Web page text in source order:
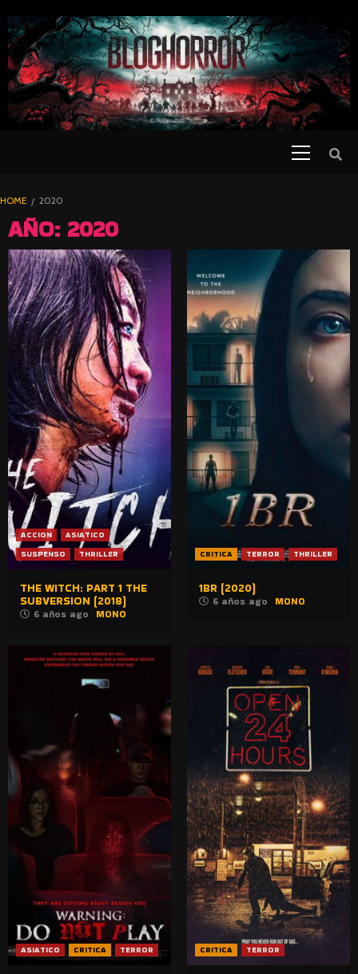
TO
CONTENT
BLOGHORROR
⋆
HOME 2020
AÑO: 2020
ACCION
ASIATICO
SUSPENSO
THRILLER
THE WITCH: PART 1 THE
SUBVERSION (2018)
6 años ago MONO
CRITICA TERROR THRILLER
1BR (2020)
6 años ago MONO
ASIATICO CRITICA TERROR CRITICA TERROR